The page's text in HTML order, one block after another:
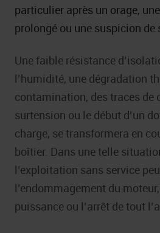
particulier après un orage,
prolongé ou une suspicion de
Une faible résistance
l’humidité, une dégradation
contamination, des traces de
surtension ou le début d’un
charge, se transformera en
boîtier. Dans une telle
l’exploitation sans service
l’endommagement du
puissance ou l’arrêt de tout